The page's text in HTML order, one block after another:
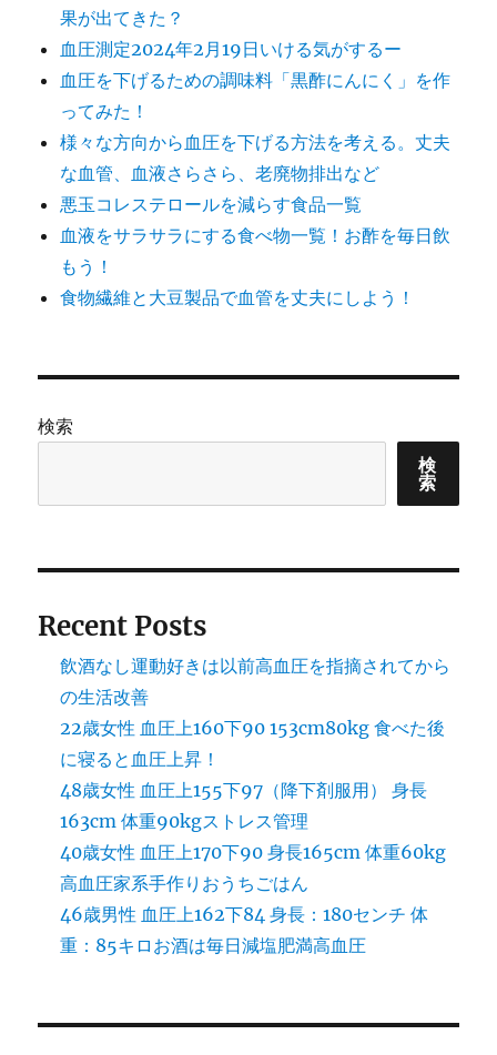
果が出てきた？
血圧測定2024年2月19日いける気がするー
血圧を下げるための調味料「黒酢にんにく」を作
ってみた！
様々な方向から血圧を下げる方法を考える。丈夫
な血管、血液さらさら、老廃物排出など
悪玉コレステロールを減らす食品一覧
血液をサラサラにする食べ物一覧！お酢を毎日飲
もう！
食物繊維と大豆製品で血管を丈夫にしよう！
検索
検
索
Recent Posts
飲酒なし運動好きは以前高血圧を指摘されてから
の生活改善
22歳女性 血圧上160下90 153cm80kg 食べた後
に寝ると血圧上昇！
48歳女性 血圧上155下97（降下剤服用） 身長
163cm 体重90kgストレス管理
40歳女性 血圧上170下90 身長165cm 体重60kg
高血圧家系手作りおうちごはん
46歳男性 血圧上162下84 身長：180センチ 体
重：85キロお酒は毎日減塩肥満高血圧